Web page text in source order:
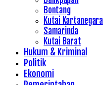
Bontang
Kutai Kartanegara
Samarinda
Kutai Barat
Hukum & Kriminal
Politik
Ekonomi